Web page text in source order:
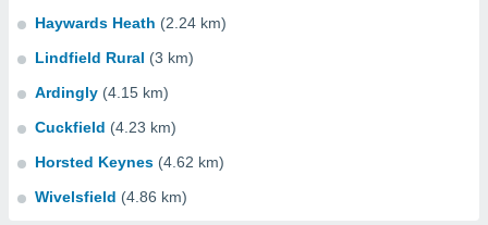
Haywards Heath (2.24 km)
Lindfield Rural (3 km)
Ardingly (4.15 km)
Cuckfield (4.23 km)
Horsted Keynes (4.62 km)
Wivelsfield (4.86 km)